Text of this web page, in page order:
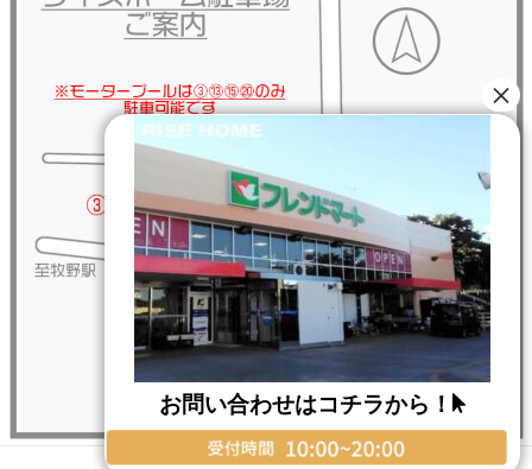
Copyright © RISE HOME All Rights Reserved.
お問い合わせはコチラから！